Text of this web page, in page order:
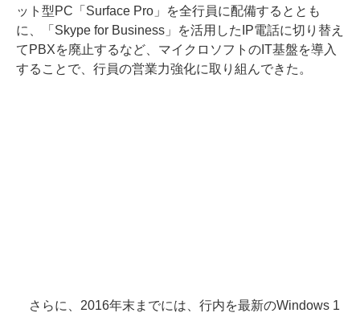
ット型PC「Surface Pro」を全行員に配備するととも
に、「Skype for Business」を活用したIP電話に切り替え
てPBXを廃止するなど、マイクロソフトのIT基盤を導入
することで、行員の営業力強化に取り組んできた。
さらに、2016年末までには、行内を最新のWindows 1